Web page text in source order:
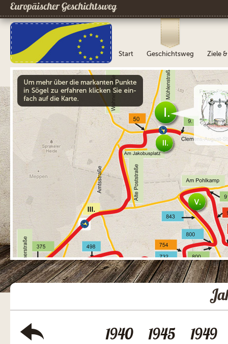
Europäischer Geschichtsweg
Start Geschichtsweg Ziele
1940 1945 1949